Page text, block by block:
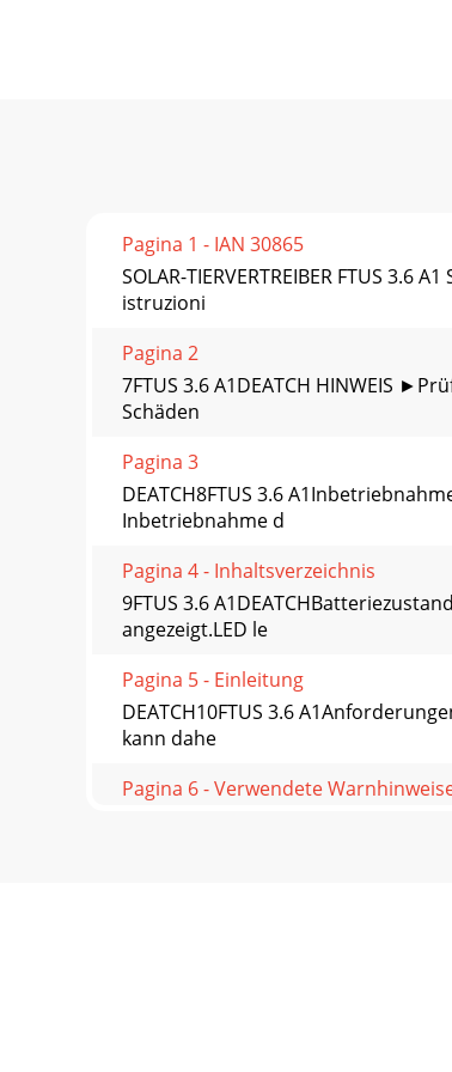
Pagina 1 - IAN 30865
SOLAR-TIERVERTREIBER FTUS 3.6
istruzioni
Pagina 2
7FTUS 3.6 A1DEATCH HINWEIS
Schäden
Pagina 3
DEATCH8FTUS 3.6
Inbetriebnahme d
Pagina 4 - Inhaltsverzeichnis
9FTUS 3.6
angezeigt.LED le
Pagina 5 - Einleitung
DEATCH10FTUS 3.6
kann dahe
Pagina 6 - Verwendete